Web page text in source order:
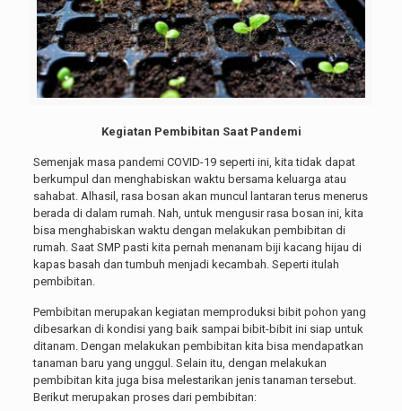
Kegiatan Pembibitan Saat Pandemi
Semenjak masa pandemi COVID-19 seperti ini, kita tidak dapat
berkumpul dan menghabiskan waktu bersama keluarga atau
sahabat. Alhasil, rasa bosan akan muncul lantaran terus menerus
berada di dalam rumah. Nah, untuk mengusir rasa bosan ini, kita
bisa menghabiskan waktu dengan melakukan pembibitan di
rumah. Saat SMP pasti kita pernah menanam biji kacang hijau di
kapas basah dan tumbuh menjadi kecambah. Seperti itulah
pembibitan.
Pembibitan merupakan kegiatan memproduksi bibit pohon yang
dibesarkan di kondisi yang baik sampai bibit-bibit ini siap untuk
ditanam. Dengan melakukan pembibitan kita bisa mendapatkan
tanaman baru yang unggul. Selain itu, dengan melakukan
pembibitan kita juga bisa melestarikan jenis tanaman tersebut.
Berikut merupakan proses dari pembibitan: